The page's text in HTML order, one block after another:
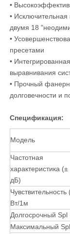
•
• Исключительная
двумя 18
•
пресетами
•
выравнивания
• Прочный
долговечности и
Спецификация:
Модель
Частотная
характеристика (±
дБ)
Чувствительность
Вт/1м
Долгосрочный Spl
Максимальный Spl